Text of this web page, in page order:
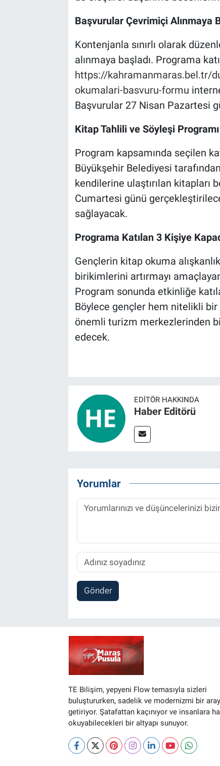
Başvurular Çevrimiçi Alınmaya
Kontenjanla sınırlı olarak
alınmaya başladı. Programa
https://kahramanmaras.bel.tr/
okumalari-basvuru-formu
Başvurular 27 Nisan Pazartesi
Kitap Tahlili ve Söyleşi Programı
Program kapsamında seçilen
Büyükşehir Belediyesi
kendilerine ulaştırılan kitapları
Cumartesi günü
sağlayacak.
Programa Katılan 3 Kişiye
Gençlerin kitap okuma
birikimlerini artırmayı
Program sonunda etkinliğe
Böylece gençler hem nitelikli
önemli turizm merkezlerinden
edecek.
EDITÖR HAKKINDA
Haber Editörü
Yorumlar
Gönder
TE Bilişim, yepyeni Flow temasıyla sizleri
buluştururken, sadelik ve modernizmi bir
getiriyor. Şatafattan kaçınıyor ve insanlara
okuyabilecekleri bir altyapı sunuyor.